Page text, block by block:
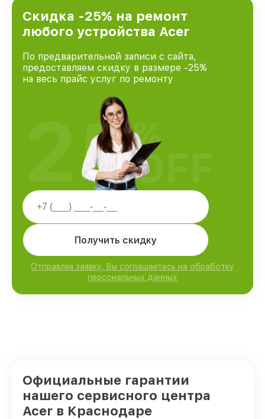
Скидка -25% на ремонт
любого устройства Acer
По предварительной записи с сайта,
предоставляем скидку в размере -25%
на весь прайс услуг по ремонту
Получить скидку
Отправляя заявку, Вы соглашаетесь на обработку
персональных данных
25%
OFF
Официальные гарантии
нашего сервисного центра
Acer в Краснодаре